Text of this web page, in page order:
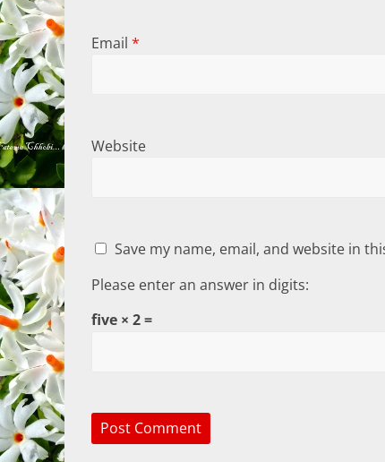
Email *
Website
Save my name, email, and website in
Please enter an answer in digits:
five × 2 =